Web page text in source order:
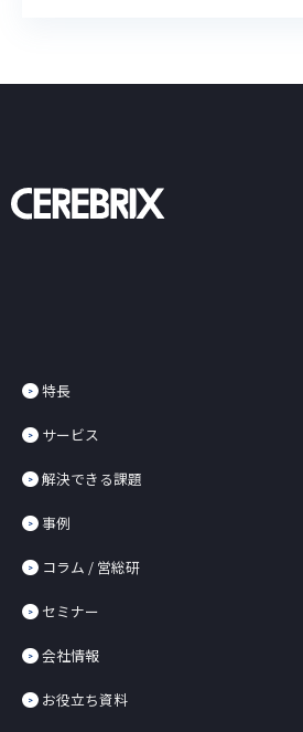
特長
サービス
解決できる課題
事例
コラム / 営総研
セミナー
会社情報
お役立ち資料